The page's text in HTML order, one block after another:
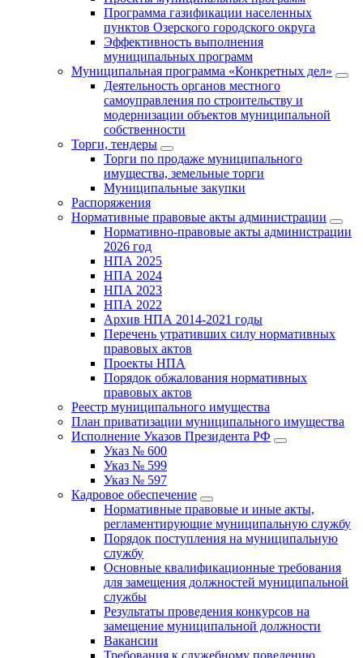
Программа газификации населенных
пунктов Озерского городского округа
Эффективность выполнения
муниципальных программ
Муниципальная программа «Конкретных дел»
Деятельность органов местного
самоуправления по строительству и
модернизации объектов муниципальной
собственности
Торги, тендеры
Торги по продаже муниципального
имущества, земельные торги
Муниципальные закупки
Распоряжения
Нормативные правовые акты администрации
Нормативно-правовые акты администрации
2026 год
НПА 2025
НПА 2024
НПА 2023
НПА 2022
Архив НПА 2014-2021 годы
Перечень утративших силу нормативных
правовых актов
Проекты НПА
Порядок обжалования нормативных
правовых актов
Реестр муниципального имущества
План приватизации муниципального имущества
Исполнение Указов Президента РФ
Указ № 600
Указ № 599
Указ № 597
Кадровое обеспечение
Нормативные правовые и иные акты,
регламентирующие муниципальную службу
Порядок поступления на муниципальную
службу
Основные квалификационные требования
для замещения должностей муниципальной
службы
Результаты проведения конкурсов на
замещение муниципальной должности
Вакансии
Требования к служебному поведению